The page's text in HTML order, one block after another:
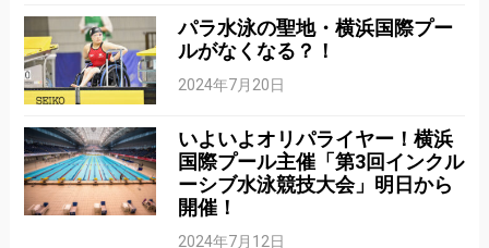
パラ水泳の聖地・横浜国際プー
ルがなくなる？！
2024年7月20日
いよいよオリパライヤー！横浜
国際プール主催「第3回インクル
ーシブ水泳競技大会」明日から
開催！
2024年7月12日